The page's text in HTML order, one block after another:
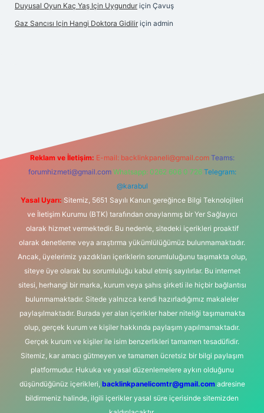
Duyusal Oyun Kaç Yaş Için Uygundur için Çavuş
Gaz Sancısı Için Hangi Doktora Gidilir için admin
Reklam ve İletişim: E-mail: backlinkpaneli@gmail.com Teams:
forumhizmeti@gmail.com Whatsapp: 0262 606 0 726 Telegram:
@karabul
Yasal Uyarı: Sitemiz, 5651 Sayılı Kanun gereğince Bilgi Teknolojileri
ve İletişim Kurumu (BTK) tarafından onaylanmış bir Yer Sağlayıcı
olarak hizmet vermektedir. Bu nedenle, sitedeki içerikleri proaktif
olarak denetleme veya araştırma yükümlülüğümüz bulunmamaktadır.
Ancak, üyelerimiz yazdıkları içeriklerin sorumluluğunu taşımakta olup,
siteye üye olarak bu sorumluluğu kabul etmiş sayılırlar. Bu internet
sitesi, herhangi bir marka, kurum veya şahıs şirketi ile hiçbir bağlantısı
bulunmamaktadır. Sitede yalnızca kendi hazırladığımız makaleler
paylaşılmaktadır. Burada yer alan içerikler haber niteliği taşımamakta
olup, gerçek kurum ve kişiler hakkında paylaşım yapılmamaktadır.
Gerçek kurum ve kişiler ile isim benzerlikleri tamamen tesadüfidir.
Sitemiz, kar amacı gütmeyen ve tamamen ücretsiz bir bilgi paylaşım
platformudur. Hukuka ve yasal düzenlemelere aykırı olduğunu
düşündüğünüz içerikleri, backlinkpanelicomtr@gmail.comadresine
bildirmeniz halinde, ilgili içerikler yasal süre içerisinde sitemizden